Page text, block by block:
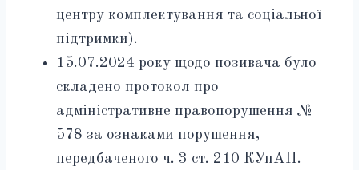
центру комплектування та соціальної
підтримки).
15.07.2024 року щодо позивача було
складено протокол про
адміністративне правопорушення №
578 за ознаками порушення,
передбаченого ч. 3 ст. 210 КУпАП.